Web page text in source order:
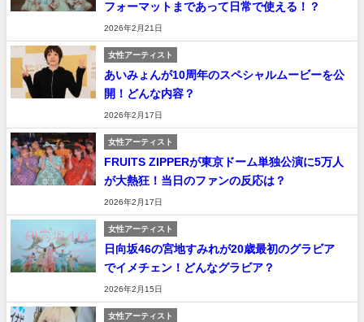
フォーマットまであって日常で使える！？
2026年2月21日
女性アーティスト
あいみょんが10周年のスペシャルムービーを公
開！どんな内容？
2026年2月17日
女性アーティスト
FRUITS ZIPPERが東京ドーム単独公演に5万人
が大熱狂！当日のファンの反応は？
2026年2月17日
女性アーティスト
日向坂46の宮地すみれが20歳最初のグラビア
でイメチェン！どんなグラビア？
2026年2月15日
女性アーティスト